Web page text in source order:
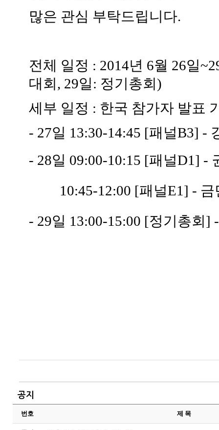
많은 관심 부탁드립니다.
전체 일정 : 2014년 6월 26일
대회, 29일: 정기총회)
세부 일정 : 한국 참가자 발표
- 27일 13:30-14:45 [패널B3] -
- 28일 09:00-10:15 [패널D1] -
10:45-12:00 [패널E1] - 금
- 29일 13:00-15:00 [정기총회]
공지
번호 제 목